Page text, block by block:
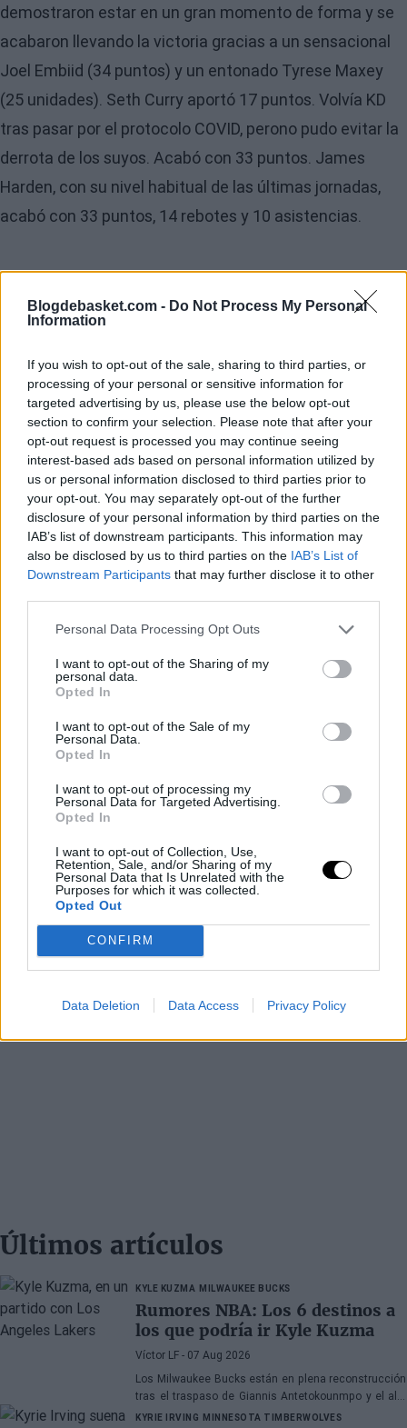
Blogdebasket.com - Do Not Process My Personal
Information
If you wish to opt-out of the sale, sharing to third parties, or
processing of your personal or sensitive information for
targeted advertising by us, please use the below opt-out
section to confirm your selection. Please note that after your
opt-out request is processed you may continue seeing
interest-based ads based on personal information utilized by
us or personal information disclosed to third parties prior to
your opt-out. You may separately opt-out of the further
disclosure of your personal information by third parties on the
IAB’s list of downstream participants. This information may
also be disclosed by us to third parties on the IAB’s List of
Downstream Participants that may further disclose it to other
Personal Data Processing Opt Outs
I want to opt-out of the Sharing of my
personal data.
Opted In
I want to opt-out of the Sale of my
Personal Data.
Opted In
I want to opt-out of processing my
Personal Data for Targeted Advertising.
Opted In
I want to opt-out of Collection, Use,
Retention, Sale, and/or Sharing of my
Personal Data that Is Unrelated with the
Purposes for which it was collected.
Opted Out
CONFIRM
Data Deletion Data Access Privacy Policy
demostraron estar en un gran momento de forma y se
acabaron llevando la victoria gracias a un sensacional
Joel Embiid (34 puntos) y un entonado Tyrese Maxey
(25 unidades). Seth Curry aportó 17 puntos. Volvía KD
tras pasar por el protocolo COVID, perono pudo evitar la
derrota de los suyos. Acabó con 33 puntos. James
Harden, con su nivel habitual de las últimas jornadas,
acabó con 33 puntos, 14 rebotes y 10 asistencias.
ending 2021 on a high note!
pic.twitter.com/N6ZzxZ0BSF
— Philadelphia 76ers (@sixers) December 31, 2021
Últimos artículos
KYLE KUZMA MILWAUKEE BUCKS
Rumores NBA: Los 6 destinos a
los que podría ir Kyle Kuzma
Víctor LF - 07 Aug 2026
Los Milwaukee Bucks están en plena reconstrucción
tras el traspaso de Giannis Antetokounmpo y el ala-
pívot podría ser el siguiente
KYRIE IRVING MINNESOTA TIMBERWOLVES